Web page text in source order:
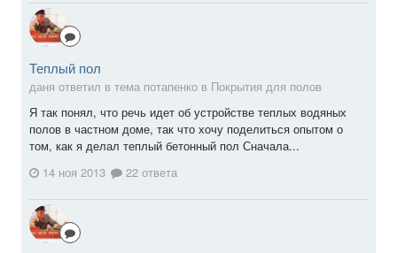
Теплый пол
даня ответил в тема потапенко в Покрытия для полов
Я так понял, что речь идет об устройстве теплых водяных
полов в частном доме, так что хочу поделиться опытом о
том, как я делал теплый бетонный пол Сначала...
14 ноя 2013
22 ответа